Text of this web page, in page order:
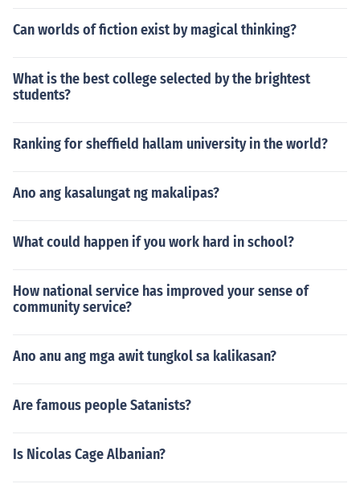
Can worlds of fiction exist by magical thinking?
What is the best college selected by the brightest
students?
Ranking for sheffield hallam university in the world?
Ano ang kasalungat ng makalipas?
What could happen if you work hard in school?
How national service has improved your sense of
community service?
Ano anu ang mga awit tungkol sa kalikasan?
Are famous people Satanists?
Is Nicolas Cage Albanian?